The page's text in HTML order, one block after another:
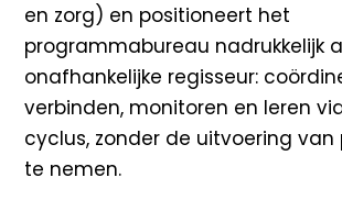
en zorg) en positioneert het
programmabureau nadrukkelijk
onafhankelijke regisseur:
verbinden, monitoren en leren
cyclus, zonder de uitvoering van
te nemen.